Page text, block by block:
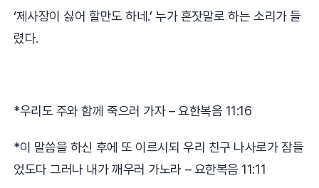
‘제사장이 싫어 할만도 하네 .’누가 혼잣말로 하는 소리가 들
렸다.
*우리도 주와 함께 죽으러 가자–요한복음 11:16
*이 말씀을 하신 후에 또 이르시되 우리 친구 나사로가 잠들
었도다 그러나 내가 깨우러 가노라 –요한복음 11:11